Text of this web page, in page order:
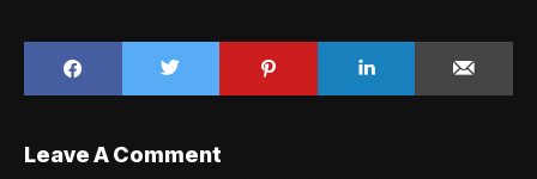
Leave A Comment